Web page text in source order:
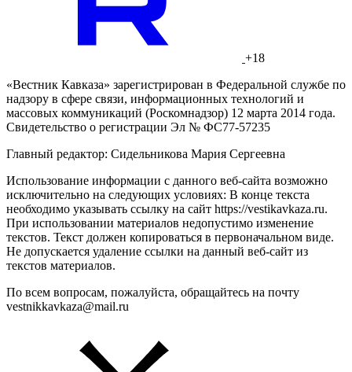
+18
«Вестник Кавказа» зарегистрирован в Федеральной службе по
надзору в сфере связи, информационных технологий и
массовых коммуникаций (Роскомнадзор) 12 марта 2014 года.
Свидетельство о регистрации Эл № ФС77-57235
Главный редактор: Сидельникова Мария Сергеевна
Использование информации с данного веб-сайта возможно
исключительно на следующих условиях: В конце текста
необходимо указывать ссылку на сайт https://vestikavkaza.ru.
При использовании материалов недопустимо изменение
текстов. Текст должен копироваться в первоначальном виде.
Не допускается удаление ссылки на данный веб-сайт из
текстов материалов.
По всем вопросам, пожалуйста, обращайтесь на почту
vestnikkavkaza@mail.ru